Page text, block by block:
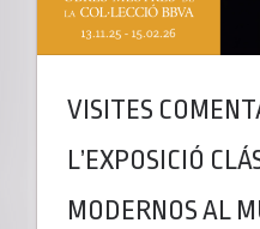
VISITES
L’EXPOSICIÓ
MODERNOS AL